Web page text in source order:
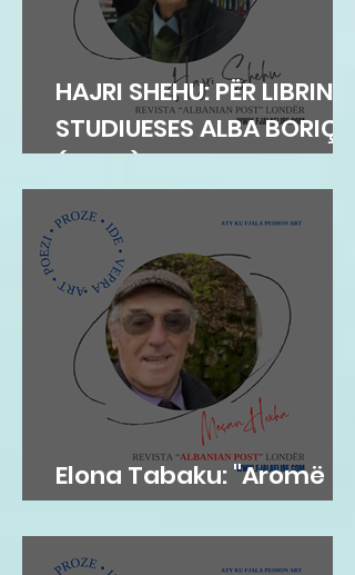
HAJRI SHEHU: PËR LIBRIN E
STUDIUESES ALBA BORIÇI
(GEGA)
Elona Tabaku: "Aromë
gjethi"